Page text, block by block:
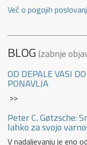
Več o pogojih
BLOG (zabnje
OD DEPALE VASI
PONAVLJA
>>
Peter C. Gøtzsche:
lahko za svojo
V nadaljevanju je eno